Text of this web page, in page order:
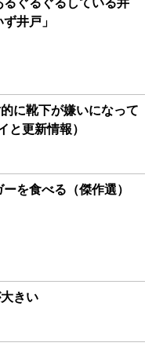
るぐるぐるしている井
井戸」
に靴下が嫌いになって
と更新情報）
を食べる（傑作選）
きい